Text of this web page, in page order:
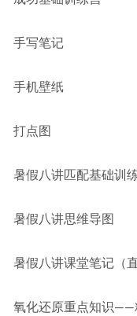
手写笔记
手机壁纸
打点图
暑假八讲匹配基础训
暑假八讲思维导图
暑假八讲课堂笔记（
氧化还原重点知识——